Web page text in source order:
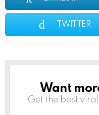
TWITTER
NEWSLETTER
Want
Get the best